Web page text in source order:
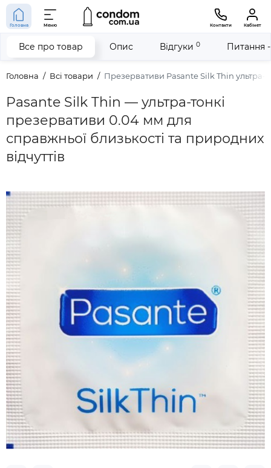
Головна Меню Контакти Кабінет
Головна Всі товари Презервативи Pasante Silk Thin ультра-
Pasante Silk Thin — ультра-тонкі
презервативи 0.04 мм для
справжньої близькості та природних
відчуттів
Все про товар Опис Відгуки 0 Питання